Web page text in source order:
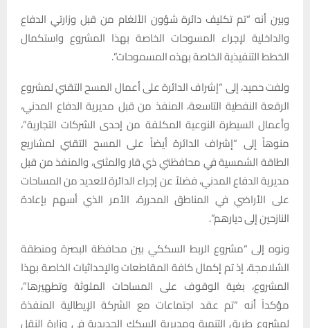
وبين أنه “تم تكليف دائرة شؤون الألغام من قبل وزارتي الدفاع
والداخلية لإجراء المسوحات الخاصة بهذا المشروع واستكمال
الخطط التنفيذية الخاصة بهذه المسموحات”.
ولفت حميد، إلى “إشراف الدائرة على أعمال المسح التقني لمشروع
الرقعة النفطية التاسعة، المنفذ من قبل مديرية الدفاع المدني،
وأعمال السيطرة النوعية المكلفة من إحدى الشركات التجارية”،
منوهاً إلى “إشراف الدائرة أيضاً على المسح التقني لمشاريع
الطاقة الشمسية في محافظتي ذي قار والمثنى، والمنفذ من قبل
مديرية الدفاع المدني، فضلاً عن إجراء الدائرة للعديد من المساحات
على الأراضي في المناطق المحررة، الأمر الذي أسهم بإعادة
النازحين إلى ديارهم”.
ونوه إلى “مشروع الربط السككي بين محافظة البصرة ومنطقة
الشلامجة، إذ تم إكمال كافة المقاطعات والإحداثيات الخاصة بهذا
المشروع، بغية الوقوف على المساحات الملوثة وتطهيرها”،
مؤكداً أنه “تم عقد اجتماعات مع الشركة الإيطالية المنفذة
لمشروع طريق التنمية ومديرية السكك الحديدية في وزارة النقل